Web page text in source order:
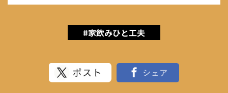
#家飲みひと工夫